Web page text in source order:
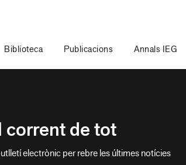
Biblioteca Publicacions Annals IEG
corrent de tot
electrònic per rebre les últimes notícies